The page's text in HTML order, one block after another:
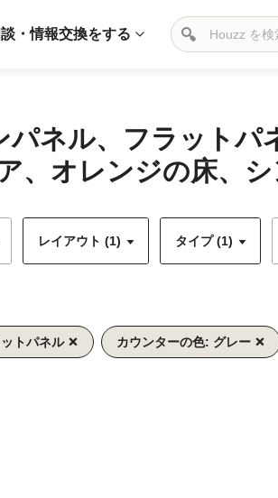
・情報交換をする
ネル、フラットパ
、オレンジの床、
レイアウト (1) タイプ (1)
トパネル カウンターの色: グレー